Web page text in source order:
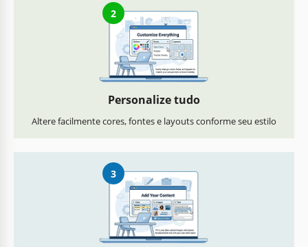
2
Personalize tudo
Altere facilmente cores, fontes e layouts conforme seu estilo
3